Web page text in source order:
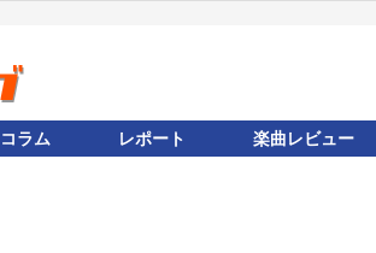
コラム レポート 楽曲レビュー